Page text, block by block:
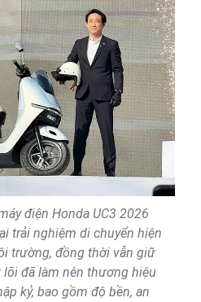
điện Honda UC3 2026
trải nghiệm di chuyển hiện
trường, đồng thời vẫn giữ
đã làm nên thương hiệu
kỷ, bao gồm độ bền, an